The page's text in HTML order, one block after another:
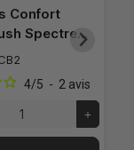
Confort
Spectre…
4/5 - 2 avis